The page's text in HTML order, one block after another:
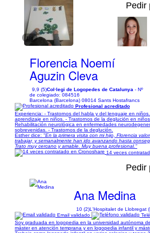
1/4
Pedir
Florencia Noemí
Aguzin Cleva
9,9 (5)Col·legi de Logopedes de Catalunya - Nº
de colegiado: 084516
Barcelona (Barcelona) 08014 Sants Hostafrancs
Profesional acreditado
Experiencia: - Trastornos del habla y del lenguaje en
aprendizaje en niños. - Trastornos de la deglución en
Rehabilitación neurológica en enfermedades
sobrevenidas. - Trastornos de la deglución.
Esther dice: "En la primera visita con mi hijo, Florencia
trabajar, y semanalmente han ido avanzando hasta
Trato muy cercano y amable. Muy buena profesional."
14 veces
Pedir
Ana Medina
10 (2)L'Hospitalet de Llobregat
Email validado
Soy graduada en logopedia en la universidad autónoma
máster en atención temprana y en logopedia infantil y